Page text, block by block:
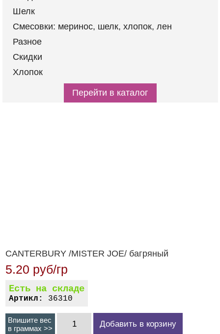
Шелк
Смесовки: меринос, шелк, хлопок, лен
Разное
Скидки
Хлопок
Перейти в каталог
CANTERBURY /MISTER JOE/ багряный
5.20 руб/гр
Есть на складе
Артикл: 36310
Впишите вес
в граммах >>
Добавить в корзину